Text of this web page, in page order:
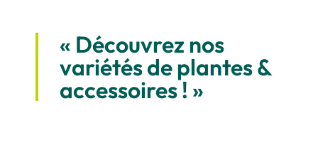
« Découvrez nos
variétés de plantes &
accessoires ! »